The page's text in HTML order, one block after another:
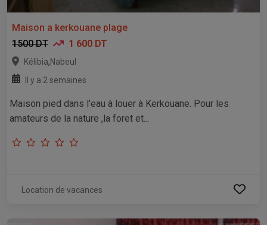
Maison a kerkouane plage
1500 DT
1 600 DT
Kélibia,Nabeul
Il y a 2 semaines
Maison pied dans l'eau à louer à Kerkouane. Pour les
amateurs de la nature ,la foret et...
Location de vacances